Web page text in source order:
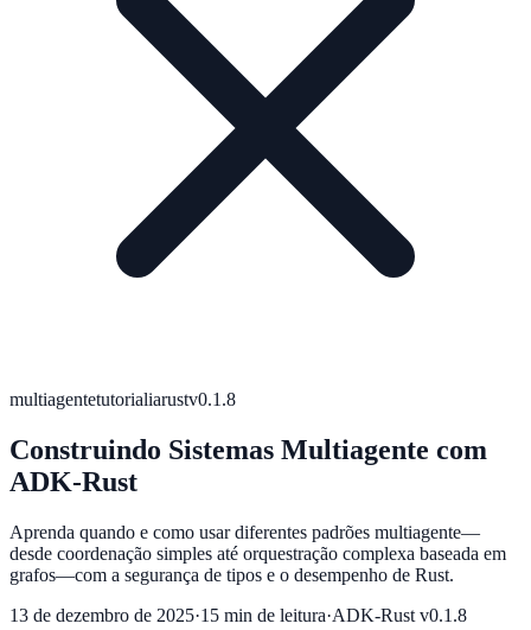
multiagentetutorialiarustv0.1.8
Construindo Sistemas Multiagente com
ADK-Rust
Aprenda quando e como usar diferentes padrões multiagente—
desde coordenação simples até orquestração complexa baseada em
grafos—com a segurança de tipos e o desempenho de Rust.
13 de dezembro de 2025·15 min de leitura·ADK-Rust v0.1.8